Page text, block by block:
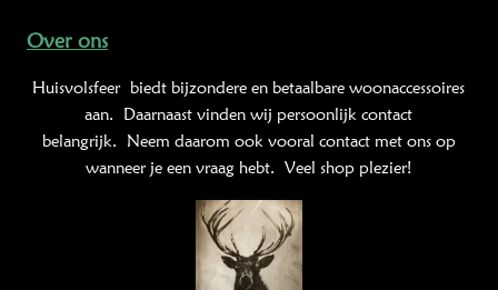
Over ons
Huisvolsfeer biedt bijzondere en betaalbare woonaccessoires
aan. Daarnaast vinden wij persoonlijk contact
belangrijk. Neem daarom ook vooral contact met ons op
wanneer je een vraag hebt. Veel shop plezier!